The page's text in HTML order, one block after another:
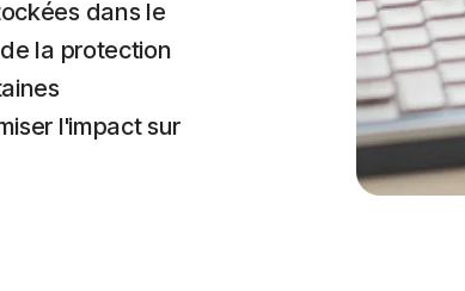
dans le
la protection
l'impact sur